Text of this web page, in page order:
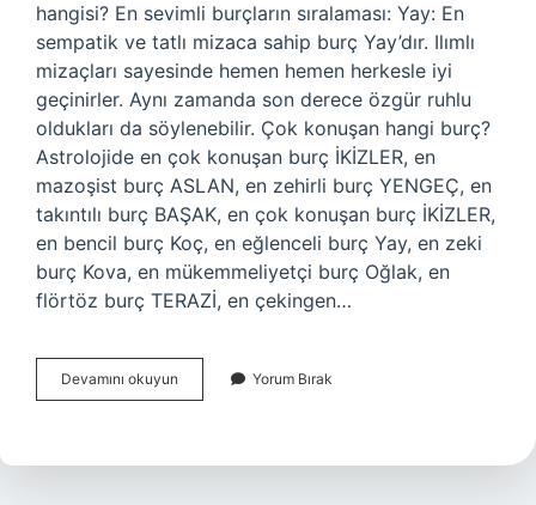
hangisi? En sevimli burçların sıralaması: Yay: En
sempatik ve tatlı mizaca sahip burç Yay’dır. Ilımlı
mizaçları sayesinde hemen hemen herkesle iyi
geçinirler. Aynı zamanda son derece özgür ruhlu
oldukları da söylenebilir. Çok konuşan hangi burç?
Astrolojide en çok konuşan burç İKİZLER, en
mazoşist burç ASLAN, en zehirli burç YENGEÇ, en
takıntılı burç BAŞAK, en çok konuşan burç İKİZLER,
en bencil burç Koç, en eğlenceli burç Yay, en zeki
burç Kova, en mükemmeliyetçi burç Oğlak, en
flörtöz burç TERAZİ, en çekingen…
Devamını okuyun
Tatlı
Yorum Bırak